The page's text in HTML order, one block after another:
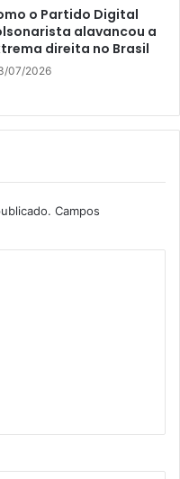
o Partido Digital
alavancou a
direita no Brasil
07/2026
Campos